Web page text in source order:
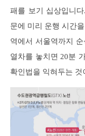
패를 보기 십상입니
문에 미리 운행 시간
역에서 서울역까지
열차를 놓치면 20분
확인법을 익혀두는 것